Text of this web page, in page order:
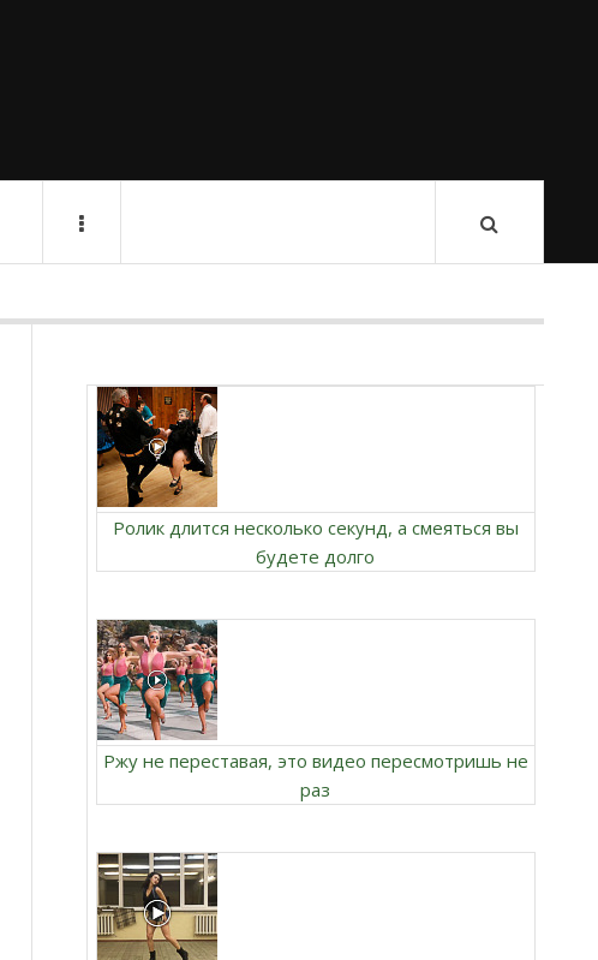
Ролик длится несколько секунд, а смеяться вы
будете долго
Ржу не переставая, это видео пересмотришь не
раз